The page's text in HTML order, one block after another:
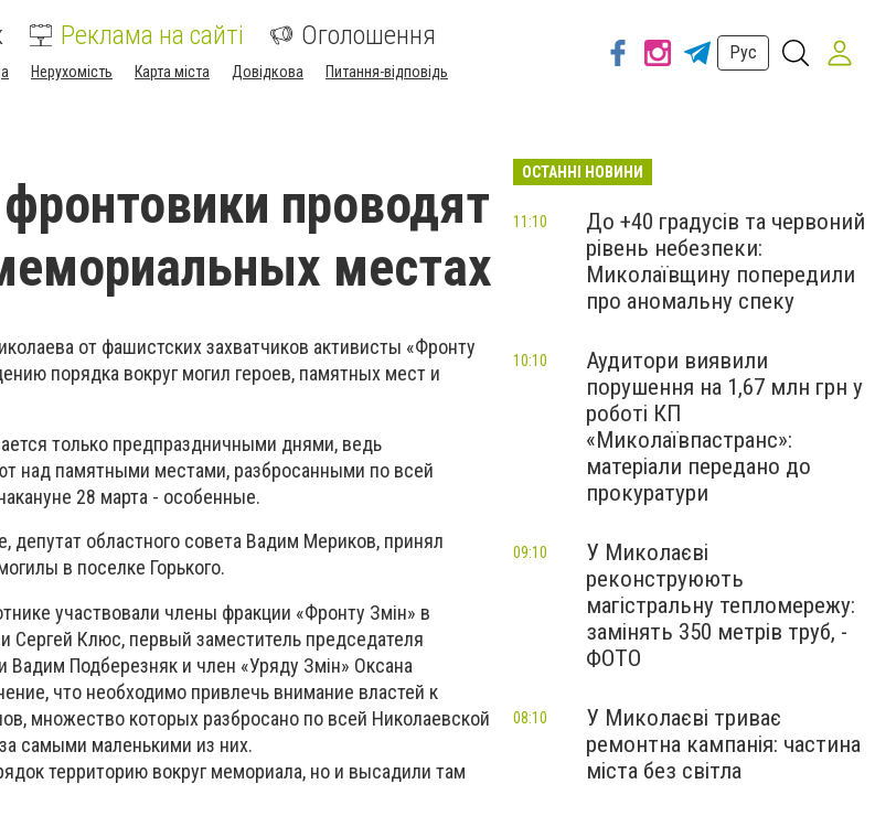
Реклама на сайті Оголошення
Нерухомість Карта міста Довідкова Питання-відповідь
Рус
проводят
местах
от фашистских захватчиков активисты «Фронту
порядка вокруг могил героев, памятных мест и
только предпраздничными днями, ведь
над памятными местами, разбросанными по всей
28 марта - особенные.
областного совета Вадим Мериков, принял
в поселке Горького.
участвовали члены фракции «Фронту Змін» в
Сергей Клюс, первый заместитель председателя
Вадим Подберезняк и член «Уряду Змін» Оксана
что необходимо привлечь внимание властей к
множество которых разбросано по всей Николаевской
самыми маленькими из них.
территорию вокруг мемориала, но и высадили там
ОСТАННІ НОВИНИ
До +40 градусів та червоний
рівень небезпеки:
Миколаївщину попередили
про аномальну спеку
11:10
Аудитори виявили
порушення на 1,67 млн грн у
роботі КП
«Миколаївпастранс»:
матеріали передано до
прокуратури
10:10
У Миколаєві
реконструюють
магістральну тепломережу:
замінять 350 метрів труб, -
ФОТО
09:10
У Миколаєві триває
ремонтна кампанія: частина
міста без світла
08:10